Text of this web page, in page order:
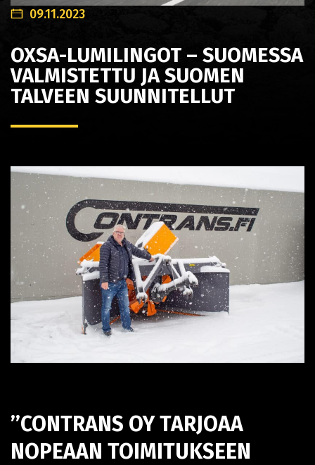
09.11.2023
OXSA-LUMILINGOT – SUOMESSA
VALMISTETTU JA SUOMEN
TALVEEN SUUNNITELLUT
’’CONTRANS OY TARJOAA
NOPEAAN TOIMITUKSEEN